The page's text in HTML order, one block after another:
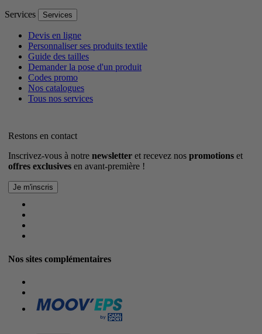
Services Services
Devis en ligne
Personnaliser ses produits textile
Guide des tailles
Demander la pose d'un produit
Codes promo
Nos catalogues
Tous nos services
Restons en contact
Inscrivez-vous à notre newsletter et recevez nos promotions et
offres exclusives en avant-première !
Nos sites complémentaires